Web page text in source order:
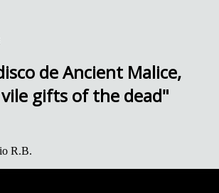
de Ancient Malice,
gifts of the dead"
R.B.